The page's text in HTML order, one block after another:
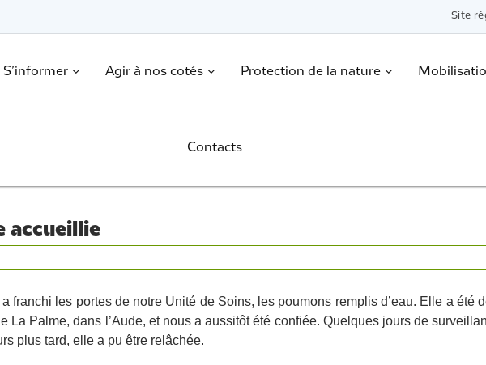
Site
S’informer Agir à nos cotés Protection de la nature
Contacts
accueillie
franchi les portes de notre Unité de Soins, les poumons remplis d’eau. Elle a été
La Palme, dans l’Aude, et nous a aussitôt été confiée. Quelques jours de
plus tard, elle a pu être relâchée.